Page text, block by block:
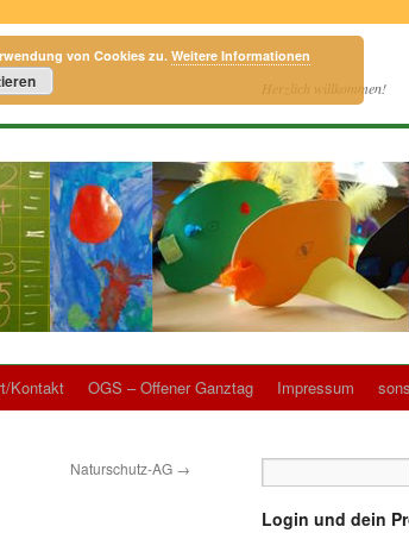
Herzlich willkommen!
Kontakt OGS – Offener Ganztag Impressum
Naturschutz-AG →
Login und dein
von Cookies zu.Weitere Informationen